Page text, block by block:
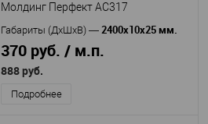
Молдинг Перфект AC317
Габариты (ДхШхВ) — 2400х10х25 мм.
370 руб. / м.п.
888 руб.
Подробнее